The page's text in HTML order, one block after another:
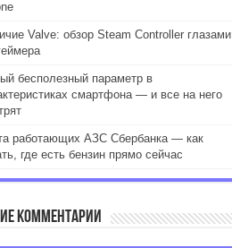
Valve: обзор Steam Controller глазами
бесполезный параметр в
смартфона — и все на него
работающих АЗС Сбербанка — как
где есть бензин прямо сейчас
комментарии